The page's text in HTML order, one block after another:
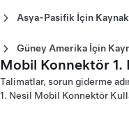
(Español)
(Français)
3. Nesil Mobil
(Italiano)
3. Nesil Mobil
(Latvija)
Amerika (Español)
2. Nesil Mobil
(Català)
(Dansk)
2. Nesil Mobil
(Deutsch)
2. Nesil Mobil
(English)
Asya-Pasifik İçin
(English)
2. Nesil Mobil
2. Nesil Mobil
2. Nesil Mobil
(English)
Güney Amerika İçin
2. Nesil Mobil
(Español)
Mobil Konnektör 1.
Talimatlar, sorun giderme
1. Nesil Mobil Konnektör